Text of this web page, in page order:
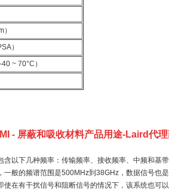
）
~ 70°C）
- 屏蔽和吸收材料产品用途-Laird代
含以下几种频率：传输频率、接收频率、中频和基
一般的频谱范围是500MHz到38GHz，数据信号也
使在有干扰信号和阻断信号的情况下，该系统也可